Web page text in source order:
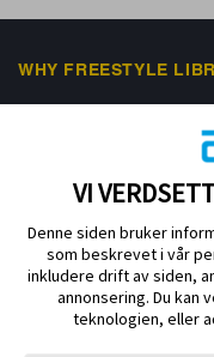
WHY FREESTYLE
SCIENTIFIC
HELP & SUPPORT
VI
Denne siden bruker
som beskrevet i vår
inkludere drift av siden,
annonsering. Du kan
teknologien, eller